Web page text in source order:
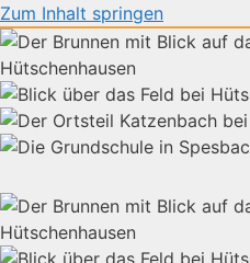
Zum Inhalt springen